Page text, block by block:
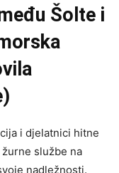
Šolte i
i djelatnici hitne
službe na
nadležnosti.